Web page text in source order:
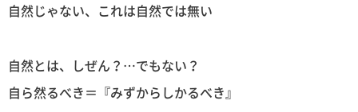
自然じゃない、これは自然では無い
自然とは、しぜん？…でもない？
自ら然るべき＝『みずからしかるべき』